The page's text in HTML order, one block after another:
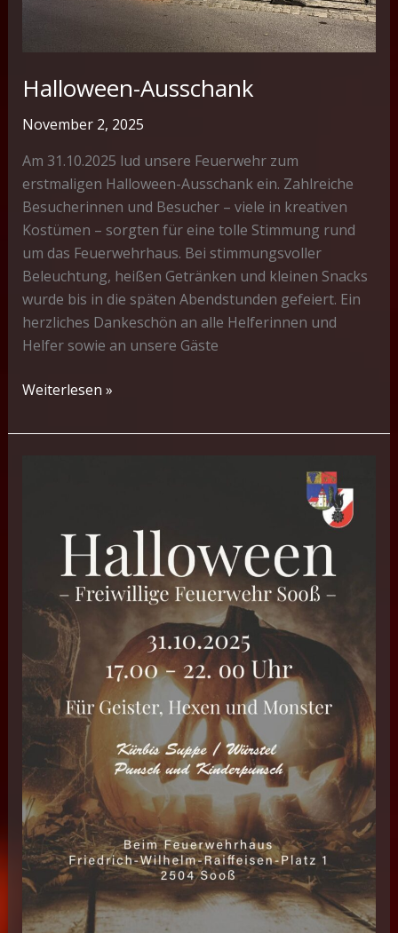
Halloween-Ausschank
November 2, 2025
Am 31.10.2025 lud unsere Feuerwehr zum
erstmaligen Halloween-Ausschank ein. Zahlreiche
Besucherinnen und Besucher – viele in kreativen
Kostümen – sorgten für eine tolle Stimmung rund
um das Feuerwehrhaus. Bei stimmungsvoller
Beleuchtung, heißen Getränken und kleinen Snacks
wurde bis in die späten Abendstunden gefeiert. Ein
herzliches Dankeschön an alle Helferinnen und
Helfer sowie an unsere Gäste
Halloween-
Weiterlesen »